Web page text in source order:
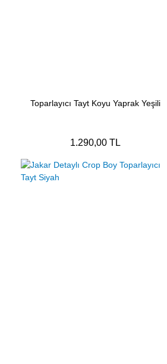
Toparlayıcı Tayt Koyu Yaprak Yeşili
1.290,00 TL